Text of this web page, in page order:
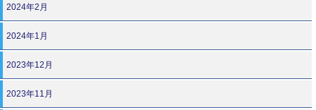
2024年2月
2024年1月
2023年12月
2023年11月